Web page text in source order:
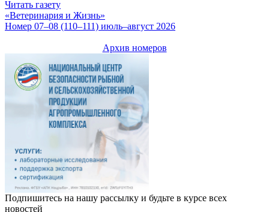
Читать газету
«Ветеринария и Жизнь»
Номер 07–08 (110–111) июль–август 2026
Архив номеров
Подпишитесь на нашу рассылку и будьте в курсе всех
новостей